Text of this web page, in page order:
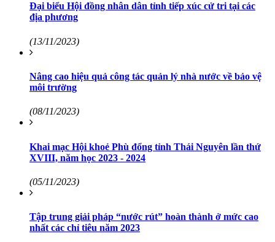
Đại biểu Hội đồng nhân dân tỉnh tiếp xúc cử tri tại các
địa phương
(13/11/2023)
Nâng cao hiệu quả công tác quản lý nhà nước về bảo vệ
môi trường
(08/11/2023)
Khai mạc Hội khoẻ Phù đổng tỉnh Thái Nguyên lần thứ
XVIII, năm học 2023 - 2024
(05/11/2023)
Tập trung giải pháp “nước rút” hoàn thành ở mức cao
nhất các chỉ tiêu năm 2023